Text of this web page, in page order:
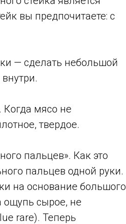
вы предпочитаете: с
— сделать небольшой
мясо не
твердое.
пальцев». Как это
пальцев одной руки.
на основание большого
ощупь сырое, не
rare). Теперь